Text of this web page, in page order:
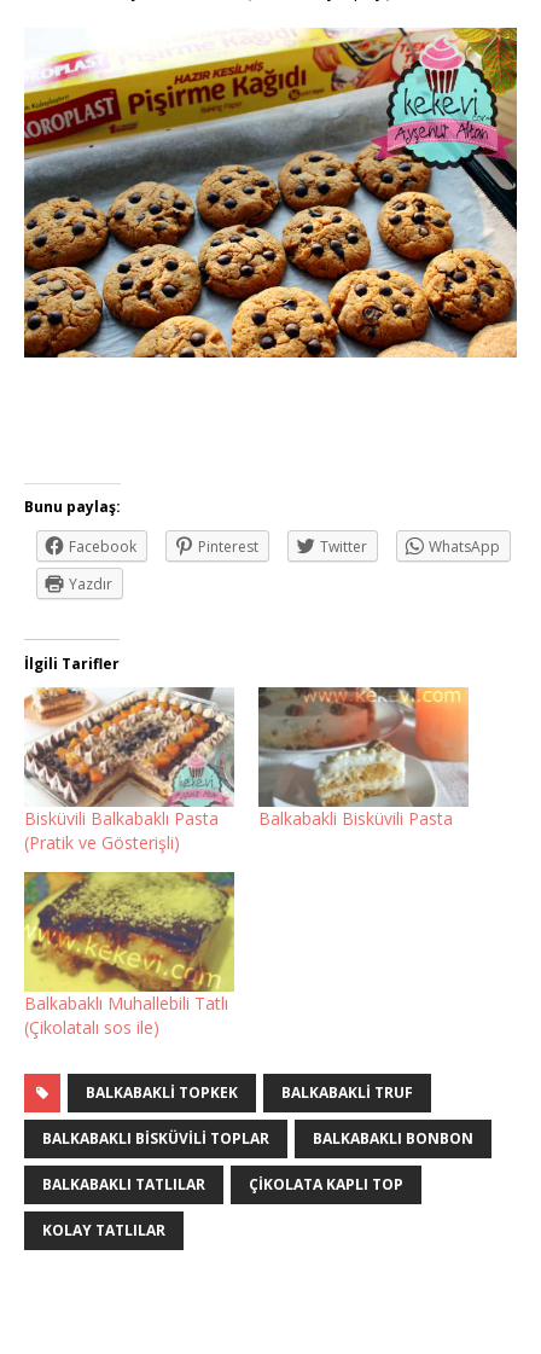
Bunu paylaş:
Facebook
Pinterest Twitter
WhatsApp
Yazdır
İlgili Tarifler
Bisküvili Balkabaklı Pasta
(Pratik ve Gösterişli)
Balkabakli Bisküvili Pasta
Balkabaklı Muhallebili Tatlı
(Çikolatalı sos ile)
BALKABAKLI TOPKEK BALKABAKLI TRUF
BALKABAKLI BISKÜVILI TOPLAR BALKABAKLI BONBON
BALKABAKLI TATLILAR ÇIKOLATA KAPLI TOP
KOLAY TATLILAR